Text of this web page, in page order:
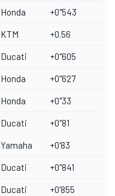
Honda +0"543
KTM +0.56
Ducati +0''605
Honda +0''627
Honda +0''33
Ducati +0''81
Yamaha +0'83
Ducati +0''841
Ducati +0'855